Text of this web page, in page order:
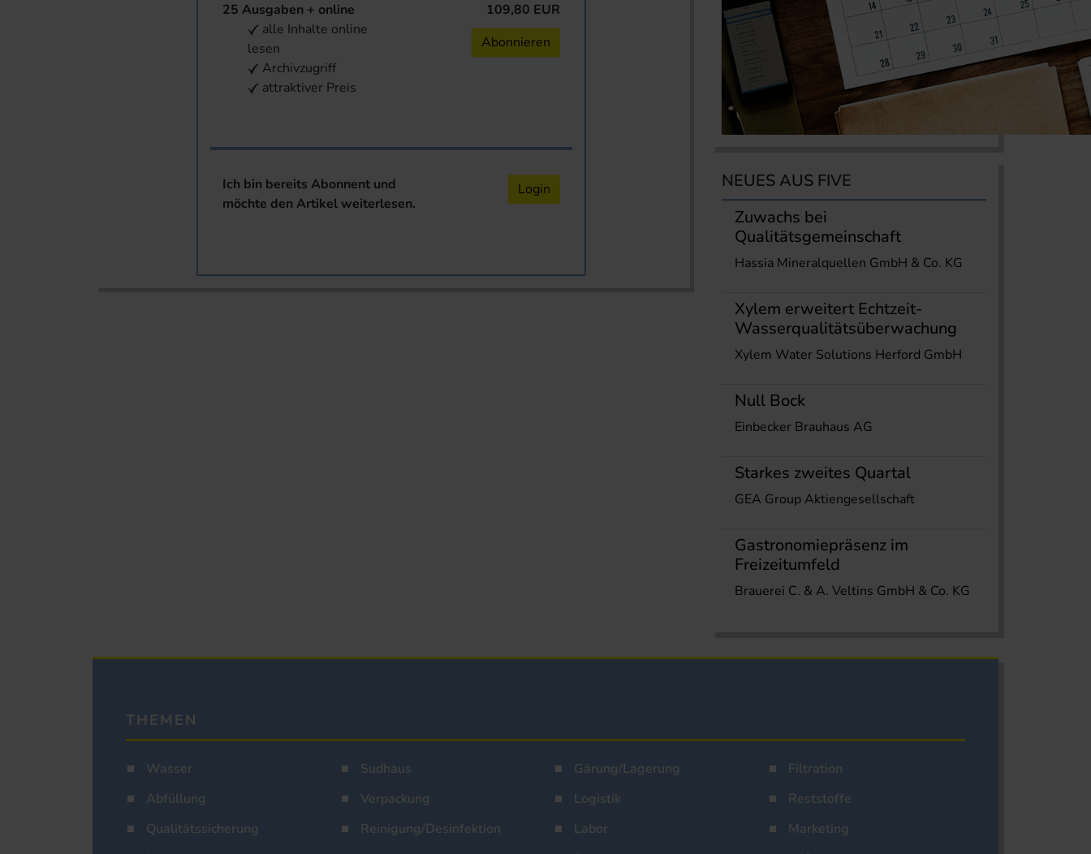
25 Ausgaben + online
alle Inhalte online
lesen
Archivzugriff
attraktiver Preis
109,80 EUR
Abonnieren
Ich bin bereits Abonnent und
möchte den Artikel weiterlesen.
Login
NEUES AUS FIVE
Zuwachs bei
Qualitätsgemeinschaft
Hassia Mineralquellen GmbH & Co. KG
Xylem erweitert Echtzeit-
Wasserqualitätsüberwachung
Xylem Water Solutions Herford GmbH
Null Bock
Einbecker Brauhaus AG
Starkes zweites Quartal
GEA Group Aktiengesellschaft
Gastronomiepräsenz im
Freizeitumfeld
Brauerei C. & A. Veltins GmbH & Co. KG
THEMEN
Wasser Sudhaus Gärung/Lagerung
Filtration
Abfüllung
Verpackung Logistik
Reststoffe
Qualitätssicherung
Reinigung/Desinfektion Labor
Marketing